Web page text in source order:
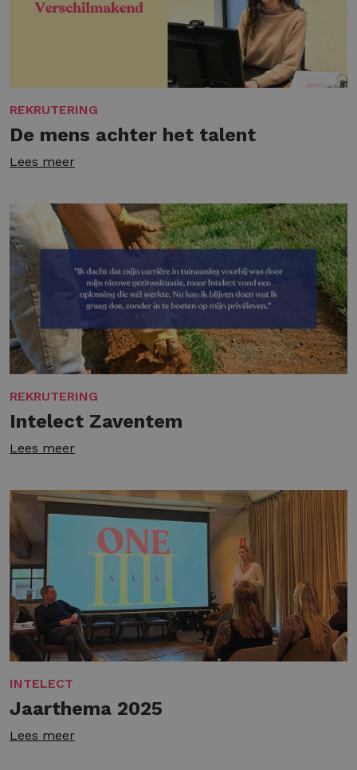
REKRUTERING
De mens achter het talent
Lees meer
REKRUTERING
Intelect Zaventem
Lees meer
INTELECT
Jaarthema 2025
Lees meer